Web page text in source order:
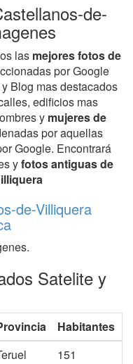
de-
las mejores fotos de
por Google
Blog mas destacados
edificios mas
y mujeres de
por aquellas
Google. Encontrará
yfotos antiguas de
de-Villiquera
Satelite y
Habitantes
151